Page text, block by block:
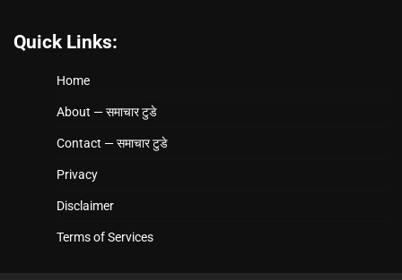
Quick Links:
Home
About — समाचार टुडे
Contact — समाचार टुडे
Privacy
Disclaimer
Terms of Services